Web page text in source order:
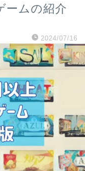
ームの紹介
2024/07/16